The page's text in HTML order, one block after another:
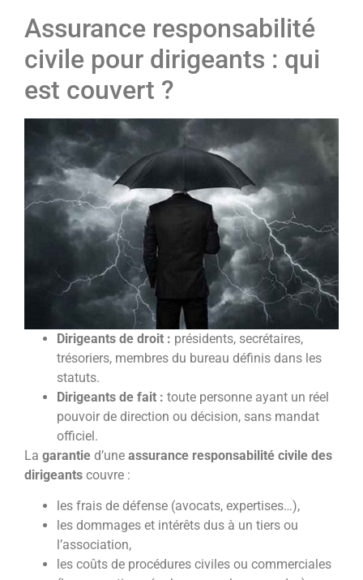
Assurance responsabilité
civile pour dirigeants : qui
est couvert ?
Dirigeants de droit : présidents, secrétaires,
trésoriers, membres du bureau définis dans les
statuts.
Dirigeants de fait : toute personne ayant un réel
pouvoir de direction ou décision, sans mandat
officiel.
La garantie d’une assurance responsabilité civile des
dirigeants couvre :
les frais de défense (avocats, expertises…),
les dommages et intérêts dus à un tiers ou
l’association,
les coûts de procédures civiles ou commerciales